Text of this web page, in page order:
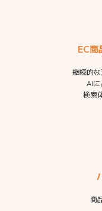
EC商
継続的
AI
検索
商